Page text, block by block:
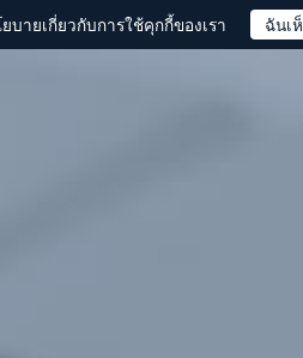
ายเกี่ยวกับการใช้คุกกี้ของเรา